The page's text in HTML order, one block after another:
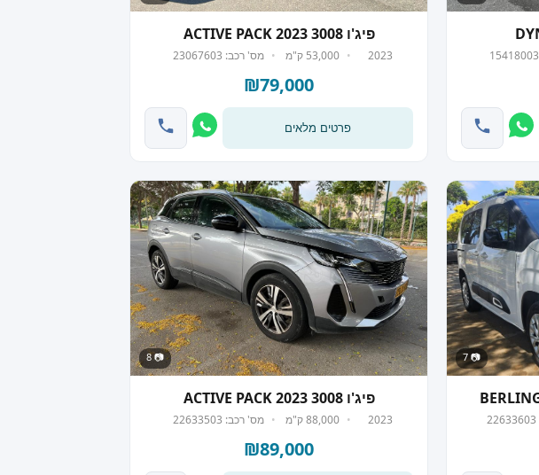
פיג'ו 3008 ACTIVE PACK 2023
2023 53,000 ק"מ מס' רכב: 23067603
₪79,000
פרטים מלאים
📷 7
📷 8
פיג'ו 3008 ACTIVE PACK 2023
2023 88,000 ק"מ מס' רכב: 22633503
₪89,000